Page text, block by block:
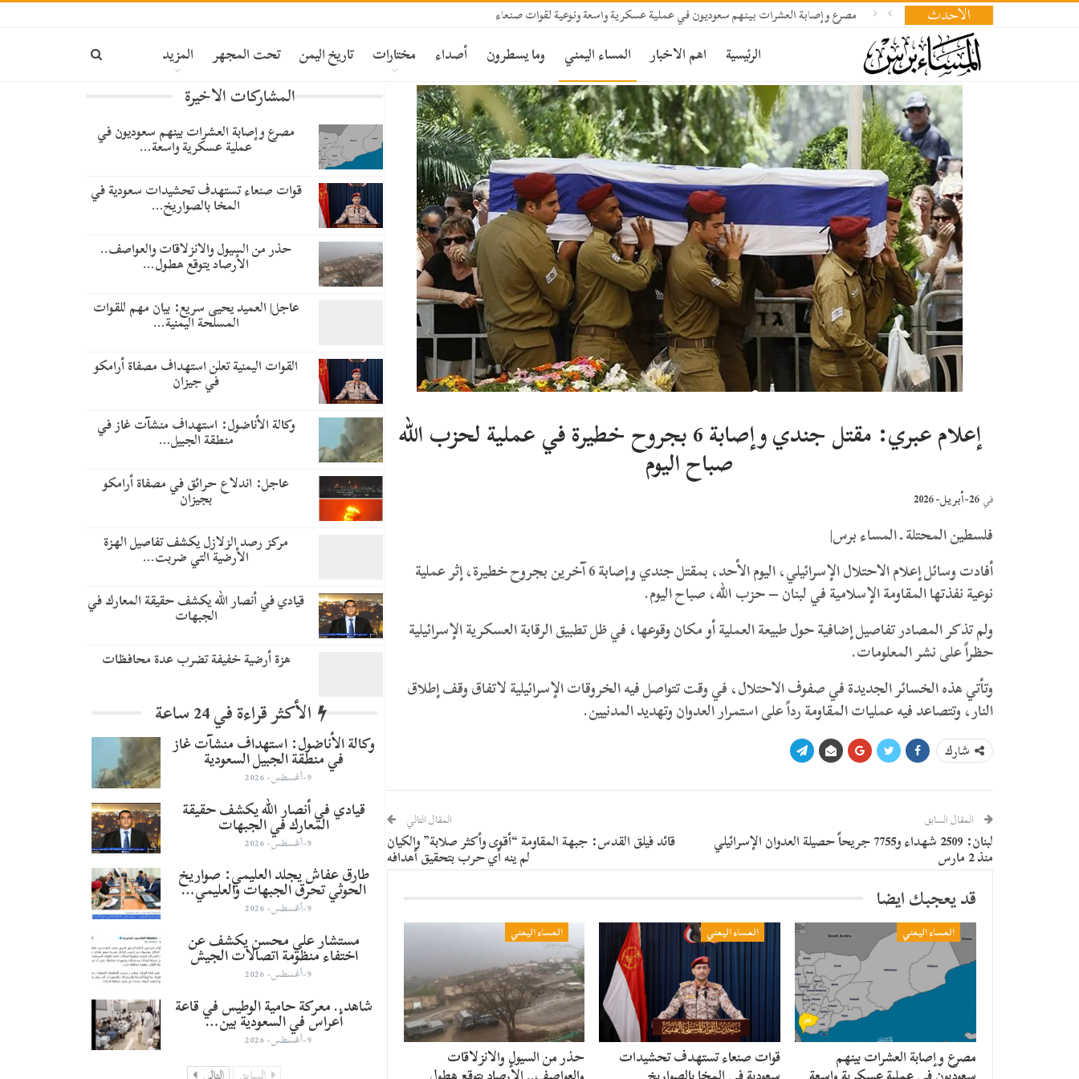
الأحدث مصرع وإصابة العشرات بينهم سعوديون في عملية عسكرية واسعة ونوعية لقوات صنعاء
الرئيسية اهم الاخبار المساء اليمني وما يسطرون أصداء مختارات تاريخ اليمن تحت المجهر المزيد
إعلام عبري: مقتل جندي وإصابة 6 بجروح خطيرة في عملية لحزب الله
صباح اليوم
في 26-أبريل- 2026
فلسطين المحتلة ـ المساء برس|
أفادت وسائل إعلام الاحتلال الإسرائيلي، اليوم الأحد، بمقتل جندي وإصابة 6 آخرين بجروح خطيرة، إثر عملية
نوعية نفذتها المقاومة الإسلامية في لبنان – حزب الله، صباح اليوم.
ولم تذكر المصادر تفاصيل إضافية حول طبيعة العملية أو مكان وقوعها، في ظل تطبيق الرقابة العسكرية الإسرائيلية
حظراً على نشر المعلومات.
وتأتي هذه الخسائر الجديدة في صفوف الاحتلال، في وقت تتواصل فيه الخروقات الإسرائيلية لاتفاق وقف إطلاق
النار، وتتصاعد فيه عمليات المقاومة رداً على استمرار العدوان وتهديد المدنيين.
شارك
المقال السابق
لبنان: 2509 شهداء و7755 جريحاً حصيلة العدوان الإسرائيلي
منذ 2 مارس
المقال التالي
قائد فيلق القدس: جبهة المقاومة “أقوى وأكثر صلابة” والكيان
لم ينه أي حرب بتحقيق أهدافه
قد يعجبك ايضا
المساء اليمني
مصرع وإصابة العشرات بينهم
المساء اليمني
قوات صنعاء تستهدف تحشيدات
المساء اليمني
حذر من السيول والانزلاقات
المشاركات الاخيرة
مصرع وإصابة العشرات بينهم سعوديون في
عملية عسكرية واسعة…
قوات صنعاء تستهدف تحشيدات سعودية في
المخا بالصواريخ…
حذر من السيول والانزلاقات والعواصف..
الأرصاد يتوقع هطول…
عاجل| العميد يحيى سريع: بيان مهم للقوات
المسلحة اليمنية…
القوات اليمنية تعلن استهداف مصفاة أرامكو
في جيزان
وكالة الأناضول: استهداف منشآت غاز في
منطقة الجبيل…
عاجل: اندلاع حرائق في مصفاة أرامكو
بجيزان
مركز رصد الزلازل يكشف تفاصيل الهزة
الأرضية التي ضربت…
قيادي في أنصار الله يكشف حقيقة المعارك في
الجبهات
هزة أرضية خفيفة تضرب عدة محافظات
الأكثر قراءة في 24 ساعة
وكالة الأناضول: استهداف منشآت غاز
في منطقة الجبيل السعودية
9-أغسطس- 2026
قيادي في أنصار الله يكشف حقيقة
المعارك في الجبهات
9-أغسطس- 2026
طارق عفاش يجلد العليمي: صواريخ
الحوثي تحرق الجبهات والعليمي…
9-أغسطس- 2026
مستشار علي محسن يكشف عن
اختفاء منظومة اتصالات الجيش
9-أغسطس- 2026
شاهد.. معركة حامية الوطيس في قاعة
أعراس في السعودية بين…
9-أغسطس- 2026